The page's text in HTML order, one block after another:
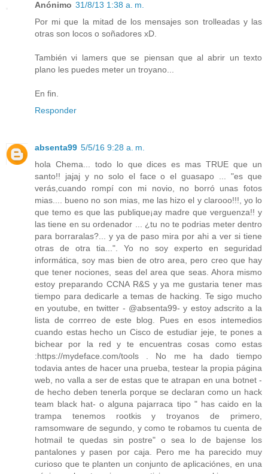
Anónimo 31/8/13 1:38 a. m.
Por mi que la mitad de los mensajes son trolleadas y las
otras son locos o soñadores xD.
También vi lamers que se piensan que al abrir un texto
plano les puedes meter un troyano...
En fin.
Responder
absenta99 5/5/16 9:28 a. m.
hola Chema... todo lo que dices es mas TRUE que un
santo!! jajaj y no solo el face o el guasapo ... "es que
verás,cuando rompí con mi novio, no borró unas fotos
mias.... bueno no son mias, me las hizo el y clarooo!!!, yo lo
que temo es que las publique¡ay madre que verguenza!! y
las tiene en su ordenador ... ¿tu no te podrias meter dentro
para borraralas?... y ya de paso mira por ahi a ver si tiene
otras de otra tia...". Yo no soy experto en seguridad
informática, soy mas bien de otro area, pero creo que hay
que tener nociones, seas del area que seas. Ahora mismo
estoy preparando CCNA R&S y ya me gustaria tener mas
tiempo para dedicarle a temas de hacking. Te sigo mucho
en youtube, en twitter - @absenta99- y estoy adscrito a la
lista de corrreo de este blog. Pues en esos intemedios
cuando estas hecho un Cisco de estudiar jeje, te pones a
bichear por la red y te encuentras cosas como estas
:https://mydeface.com/tools . No me ha dado tiempo
todavia antes de hacer una prueba, testear la propia página
web, no valla a ser de estas que te atrapan en una botnet -
de hecho deben tenerla porque se declaran como un hack
team black hat- o alguna pajarraca tipo " has caido en la
trampa tenemos rootkis y troyanos de primero,
ramsomware de segundo, y como te robamos tu cuenta de
hotmail te quedas sin postre" o sea lo de bajense los
pantalones y pasen por caja. Pero me ha parecido muy
curioso que te planten un conjunto de aplicaciónes, en una